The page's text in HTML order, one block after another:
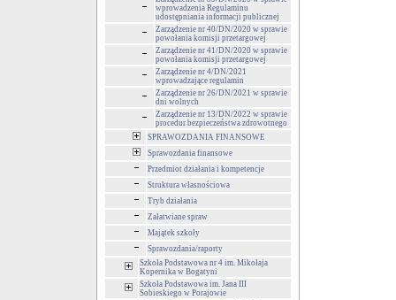
wprowadzenia Regulaminu
udostępniania informacji publicznej
Zarządzenie nr 40/DN/2020 w sprawie
powołania komisji przetargowej
Zarządzenie nr 41/DN/2020 w sprawie
powołania komisji przetargowej
Zarządzenie nr 4/DN/2021
wprowadzające regulamin
Zarządzenie nr 26/DN/2021 w sprawie
dni wolnych
Zarządzenie nr 13/DN/2022 w sprawie
procedur bezpieczeństwa zdrowotnego
SPRAWOZDANIA FINANSOWE
Sprawozdania finansowe
Przedmiot działania i kompetencje
Struktura własnościowa
Tryb działania
Załatwiane spraw
Majątek szkoły
Sprawozdania/raporty
Szkoła Podstawowa nr 4 im. Mikołaja
Kopernika w Bogatyni
Szkoła Podstawowa im. Jana III
Sobieskiego w Porajowie